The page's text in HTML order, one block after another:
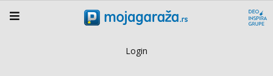
Login